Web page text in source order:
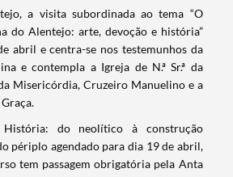
a visita subordinada ao tema “O
do Alentejo: arte, devoção e história”
abril e centra-se nos testemunhos da
e contempla a Igreja de N.ª Sr.ª da
Misericórdia, Cruzeiro Manuelino e a
Graça.
História: do neolítico à construção
périplo agendado para dia 19 de abril,
tem passagem obrigatória pela Anta